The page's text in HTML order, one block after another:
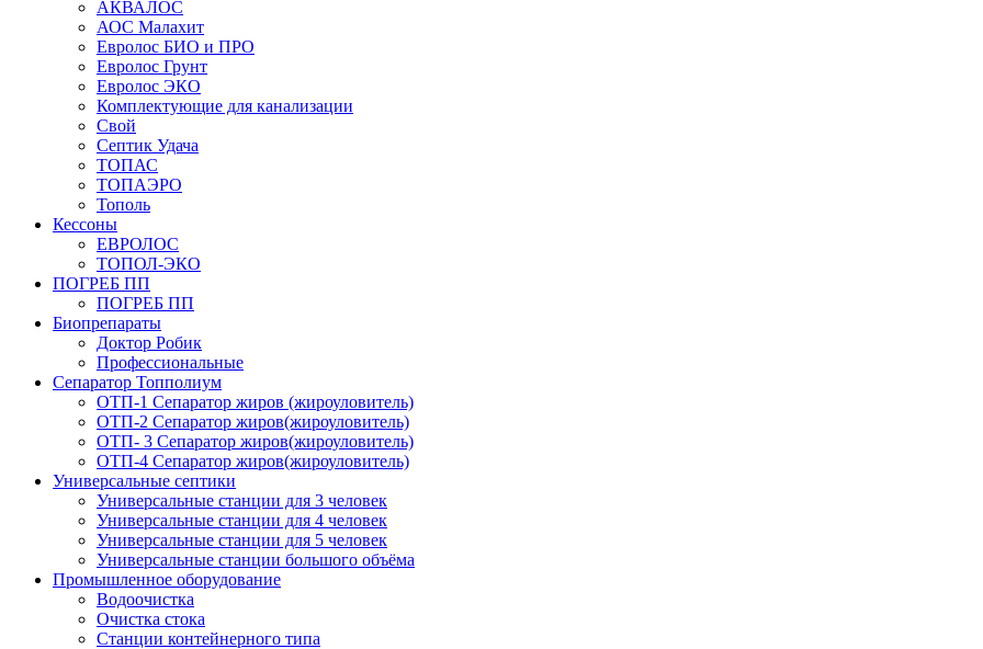
АКВАЛОС
АОС Малахит
Евролос БИО и ПРО
Евролос Грунт
Евролос ЭКО
Комплектующие для канализации
Свой
Септик Удача
ТОПАС
ТОПАЭРО
Тополь
Кессоны
ЕВРОЛОС
ТОПОЛ-ЭКО
ПОГРЕБ ПП
ПОГРЕБ ПП
Биопрепараты
Доктор Робик
Профессиональные
Сепаратор Топполиум
ОТП-1 Сепаратор жиров (жироуловитель)
ОТП-2 Сепаратор жиров(жироуловитель)
ОТП- 3 Сепаратор жиров(жироуловитель)
ОТП-4 Сепаратор жиров(жироуловитель)
Универсальные септики
Универсальные станции для 3 человек
Универсальные станции для 4 человек
Универсальные станции для 5 человек
Универсальные станции большого объёма
Промышленное оборудование
Водоочистка
Очистка стока
Станции контейнерного типа